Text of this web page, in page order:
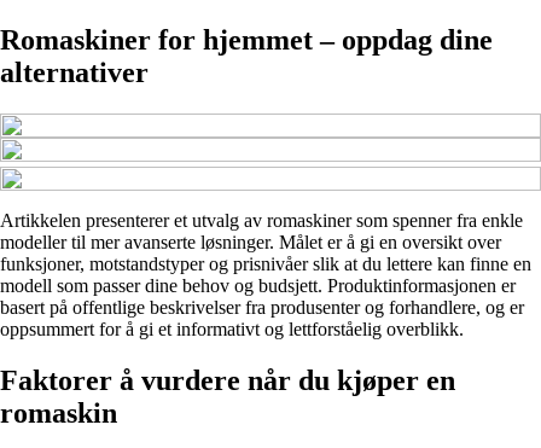
Romaskiner for hjemmet – oppdag dine
alternativer
Artikkelen presenterer et utvalg av romaskiner som spenner fra enkle
modeller til mer avanserte løsninger. Målet er å gi en oversikt over
funksjoner, motstandstyper og prisnivåer slik at du lettere kan finne en
modell som passer dine behov og budsjett. Produktinformasjonen er
basert på offentlige beskrivelser fra produsenter og forhandlere, og er
oppsummert for å gi et informativt og lettforståelig overblikk.
Faktorer å vurdere når du kjøper en
romaskin